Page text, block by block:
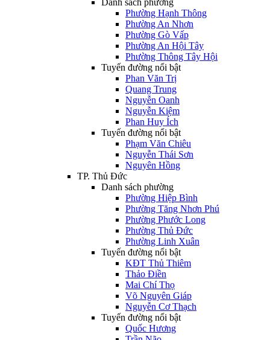
Danh sách phường
Phường Hạnh Thông
Phường An Nhơn
Phường Gò Vấp
Phường An Hội Tây
Phường Thông Tây Hội
Tuyến đường nổi bật
Phan Văn Trị
Quang Trung
Nguyễn Oanh
Nguyễn Kiệm
Phan Huy Ích
Tuyến đường nổi bật
Phạm Văn Chiêu
Nguyễn Thái Sơn
Nguyên Hồng
TP. Thủ Đức
Danh sách phường
Phường Hiệp Bình
Phường Tăng Nhơn Phú
Phường Phước Long
Phường Thủ Đức
Phường Linh Xuân
Tuyến đường nổi bật
KĐT Thủ Thiêm
Thảo Điền
Mai Chí Thọ
Võ Nguyên Giáp
Nguyễn Cơ Thạch
Tuyến đường nổi bật
Quốc Hương